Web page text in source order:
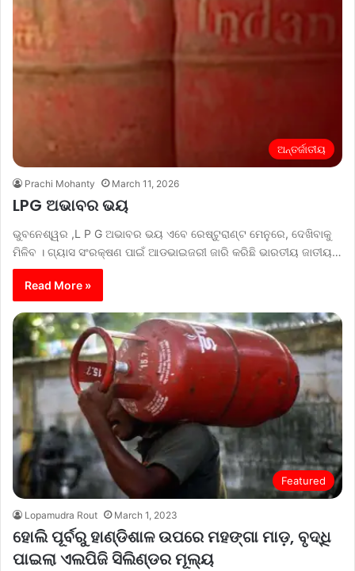
ଅନ୍ତର୍ଜାତୀୟ
Prachi Mohanty March 11, 2026
LPG ଅଭାବର ଭୟ
ଭୁବନେଶ୍ୱର ,L P G ଅଭାବର ଭୟ ଏବେ ରେଷ୍ଟୁରାଣ୍ଟ ମେନୁରେ, ଦେଖିବାକୁ
ମିଳିବ । ଗ୍ୟାସ ସଂରକ୍ଷଣ ପାଇଁ ଆଡଭାଇଜରୀ ଜାରି କରିଛି ଭାରତୀୟ ଜାତୀୟ…
Read More »
Featured
Lopamudra Rout March 1, 2023
ହୋଲି ପୂର୍ବରୁ ହାଣ୍ଡିଶାଳ ଉପରେ ମହଙ୍ଗା ମାଡ଼, ବୃଦ୍ଧି
ପାଇଲା ଏଲପିଜି ସିଲିଣ୍ଡର ମୂଲ୍ୟ